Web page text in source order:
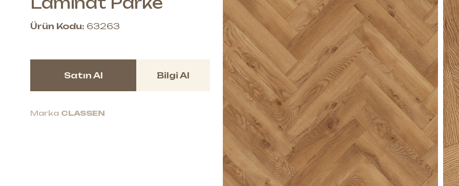
Ürün Kodu: 63263
Satın Al Bilgi Al
Marka CLASSEN